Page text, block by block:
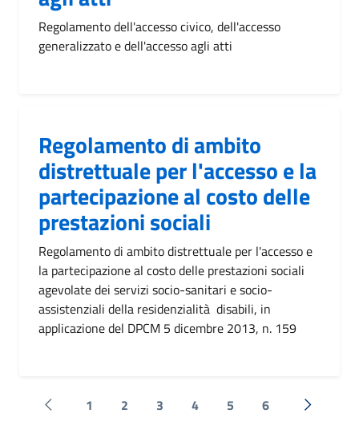
Regolamento dell'accesso civico, dell'accesso
generalizzato e dell'accesso agli atti
Regolamento di ambito
distrettuale per l'accesso e la
partecipazione al costo delle
prestazioni sociali
Regolamento di ambito distrettuale per l'accesso e
la partecipazione al costo delle prestazioni sociali
agevolate dei servizi socio-sanitari e socio-
assistenziali della residenzialità disabili, in
applicazione del DPCM 5 dicembre 2013, n. 159
Pagina precedente
1 2 3 4 5 6